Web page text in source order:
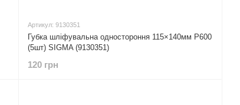
Артикул: 9130351
Губка шліфувальна одностороння 115×140мм P600
(5шт) SIGMA (9130351)
120 грн